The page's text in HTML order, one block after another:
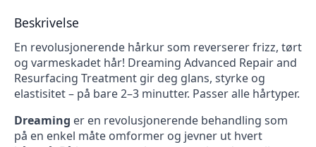
Beskrivelse
En revolusjonerende hårkur som reverserer frizz, tørt
og varmeskadet hår! Dreaming Advanced Repair and
Resurfacing Treatment gir deg glans, styrke og
elastisitet – på bare 2–3 minutter. Passer alle hårtyper.
Dreaming er en revolusjonerende behandling som
på en enkel måte omformer og jevner ut hvert